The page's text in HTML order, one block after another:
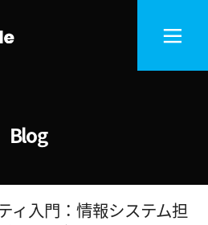
Blog
ィ入門：情報システム担